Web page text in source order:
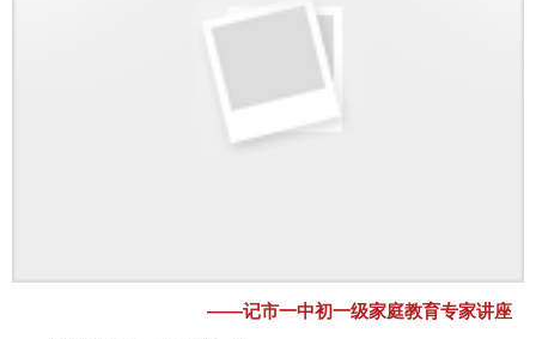
——记市一中初一级家庭教育专家讲座